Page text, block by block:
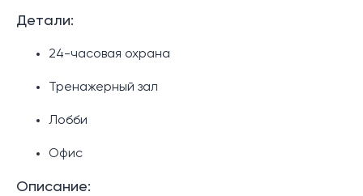
Детали:
24-часовая охрана
Тренажерный зал
Лобби
Офис
Описание: